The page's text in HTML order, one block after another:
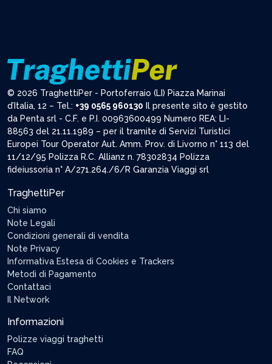
© 2026 TraghettiPer - Portoferraio (LI) Piazza Marinai
d’Italia, 12 – Tel.: +39 0565 960130 Il presente sito è gestito
da Penta srl - C.F. e P.I. 00963600499 Numero REA: LI-
88563 del 21.11.1989 – per il tramite di Servizi Turistici
Europei Tour Operator Aut. Amm. Prov. di Livorno n° 113 del
11/12/95 Polizza R.C. Allianz n. 78302834 Polizza
fideiussoria n° A/271.264./6/R Garanzia Viaggi srl
TraghettiPer
Chi siamo
Note Legali
Condizioni generali di vendita
Note Privacy
Informativa Estesa di Cookies e Trackers
Metodi di Pagamento
Contattaci
Il Network
Informazioni
Polizze viaggi traghetti
FAQ